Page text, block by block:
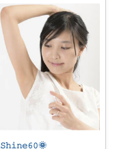
𝚂𝚑𝚒𝚗𝚎𝟼𝟶🌞